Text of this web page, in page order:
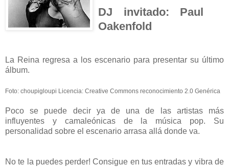
DJ invitado: Paul
Oakenfold
La Reina regresa a los escenario para presentar su último
álbum.
Foto: choupigloupi Licencia: Creative Commons reconocimiento 2.0 Genérica
Poco se puede decir ya de una de las artistas más
influyentes y camaleónicas de la música pop. Su
personalidad sobre el escenario arrasa allá donde va.
No te la puedes perder! Consigue en tus entradas y vibra de